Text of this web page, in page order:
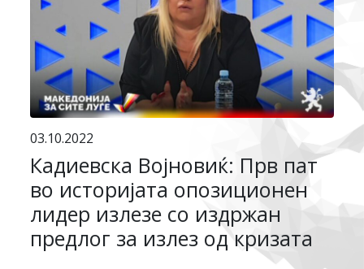
03.10.2022
Кадиевска Војновиќ: Прв пат
во историјата опозиционен
лидер излезе со издржан
предлог за излез од кризата